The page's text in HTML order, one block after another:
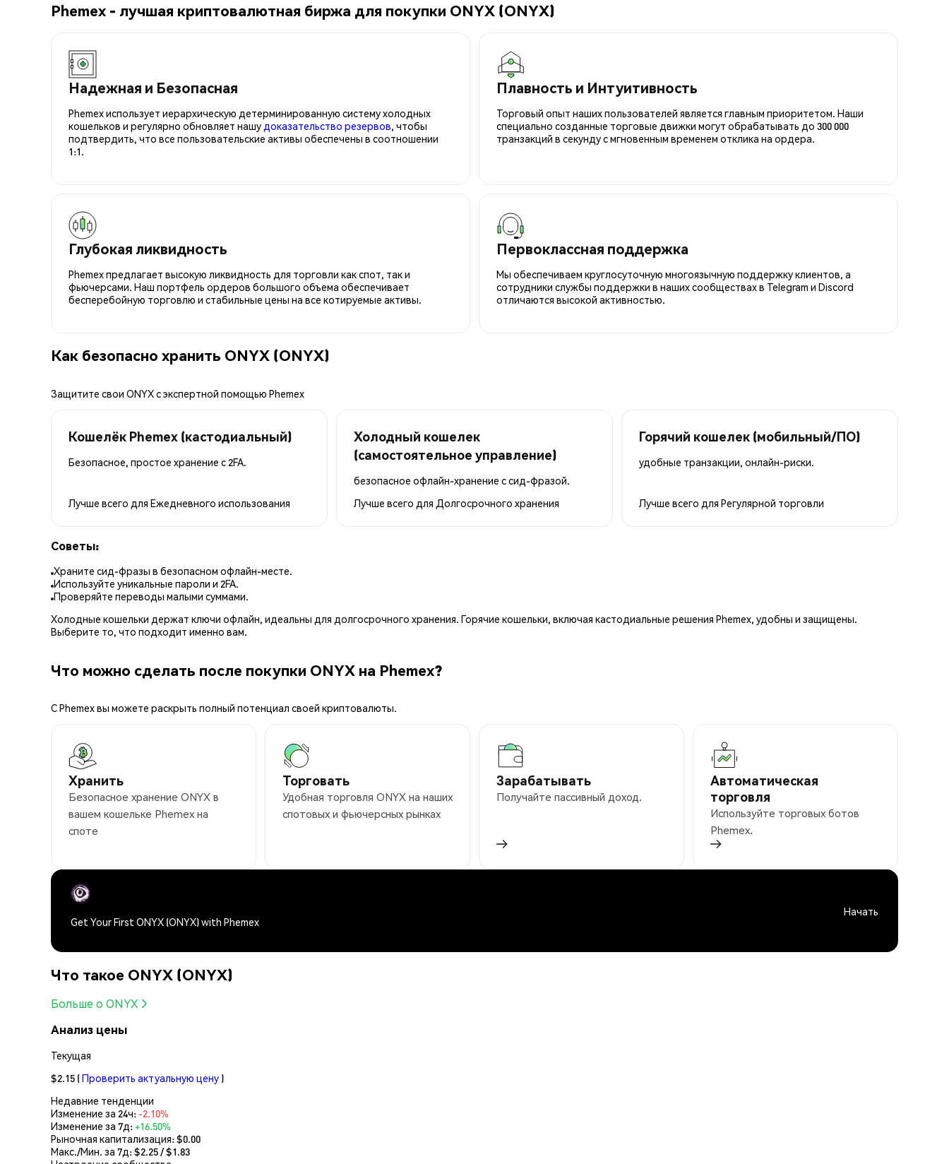
Phemex - лучшая криптовалютная биржа для покупки ONYX (ONYX)
Надежная и Безопасная
Phemex использует иерархическую детерминированную систему холодных
кошельков и регулярно обновляет нашу доказательство резервов, чтобы
подтвердить, что все пользовательские активы обеспечены в соотношении
1:1.
Плавность и Интуитивность
Торговый опыт наших пользователей является главным приоритетом. Наши
специально созданные торговые движки могут обрабатывать до 300 000
транзакций в секунду с мгновенным временем отклика на ордера.
Глубокая ликвидность
Phemex предлагает высокую ликвидность для торговли как спот, так и
фьючерсами. Наш портфель ордеров большого объема обеспечивает
бесперебойную торговлю и стабильные цены на все котируемые активы.
Первоклассная поддержка
Мы обеспечиваем круглосуточную многоязычную поддержку клиентов, а
сотрудники службы поддержки в наших сообществах в Telegram и Discord
отличаются высокой активностью.
Как безопасно хранить ONYX (ONYX)
Защитите свои ONYX с экспертной помощью Phemex
Кошелёк Phemex (кастодиальный)
Безопасное, простое хранение с 2FA.
Лучше всего для Ежедневного использования
Холодный кошелек
(самостоятельное управление)
безопасное офлайн-хранение с сид-фразой.
Лучше всего для Долгосрочного хранения
Горячий кошелек (мобильный/ПО)
удобные транзакции, онлайн-риски.
Лучше всего для Регулярной торговли
Советы:
Храните сид-фразы в безопасном офлайн-месте.
Используйте уникальные пароли и 2FA.
Проверяйте переводы малыми суммами.
Холодные кошельки держат ключи офлайн, идеальны для долгосрочного хранения. Горячие кошельки, включая кастодиальные решения Phemex, удобны и защищены.
Выберите то, что подходит именно вам.
Что можно сделать после покупки ONYX на Phemex?
С Phemex вы можете раскрыть полный потенциал своей криптовалюты.
Хранить
Безопасное хранение ONYX в
вашем кошельке Phemex на
споте
Торговать
Удобная торговля ONYX на наших
спотовых и фьючерсных рынках
Зарабатывать
Получайте пассивный доход.
Автоматическая
торговля
Используйте торговых ботов
Phemex.
Get Your First ONYX (ONYX) with Phemex
Начать
Что такое ONYX (ONYX)
Больше о ONYX
Анализ цены
Текущая
$2.15 (Проверить актуальную цену )
Недавние тенденции
Изменение за 24ч: -2.10%
Изменение за 7д:+16.50%
Рыночная капитализация:$0.00
Макс./Мин. за 7д: $2.25/ $1.83